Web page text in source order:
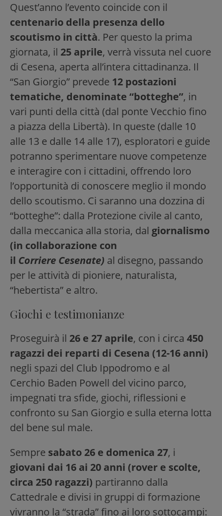
Quest’anno l’evento coincide con il
centenario della presenza dello
scoutismo in città. Per questo la prima
giornata, il 25 aprile, verrà vissuta nel cuore
di Cesena, aperta all’intera cittadinanza. Il
“San Giorgio” prevede 12 postazioni
tematiche, denominate “botteghe”, in
vari punti della città (dal ponte Vecchio fino
a piazza della Libertà). In queste (dalle 10
alle 13 e dalle 14 alle 17), esploratori e guide
potranno sperimentare nuove competenze
e interagire con i cittadini, offrendo loro
l’opportunità di conoscere meglio il mondo
dello scoutismo. Ci saranno una dozzina di
“botteghe”: dalla Protezione civile al canto,
dalla meccanica alla storia, dal giornalismo
(in collaborazione con
il Corriere Cesenate) al disegno, passando
per le attività di pioniere, naturalista,
“hebertista” e altro.
Giochi e testimonianze
Proseguirà il 26 e 27 aprile, con i circa 450
ragazzi dei reparti di Cesena (12-16 anni)
negli spazi del Club Ippodromo e al
Cerchio Baden Powell del vicino parco,
impegnati tra sfide, giochi, riflessioni e
confronto su San Giorgio e sulla eterna lotta
del bene sul male.
Sempre sabato 26 e domenica 27, i
giovani dai 16 ai 20 anni (rover e scolte,
circa 250 ragazzi) partiranno dalla
Cattedrale e divisi in gruppi di formazione
vivranno la “strada” fino ai loro sottocampi: